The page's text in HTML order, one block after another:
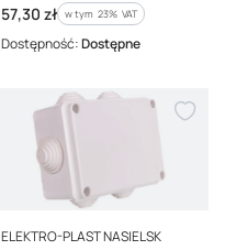
Cena brutto
57,30 zł w tym %s VAT
w tym 23% VAT
Dostępność:Dostępne
PRODUCENT
ELEKTRO-PLAST NASIELSK